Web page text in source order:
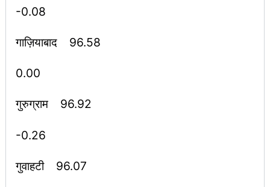
-0.08
गाज़ियाबाद 96.58
0.00
गुरुग्राम 96.92
-0.26
गुवाहटी 96.07